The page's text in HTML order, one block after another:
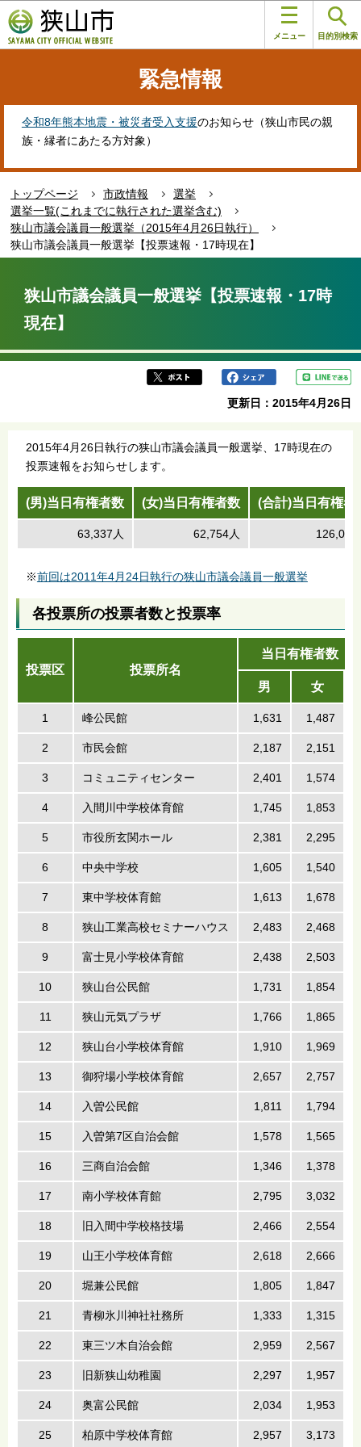
の
ペ
す
メニュー 目的別検索
緊急情報
令和8年熊本地震・被災者受入支援のお知らせ（狭山市民の親
族・縁者にあたる方対象）
トップページ 市政情報
選挙
選挙一覧(これまでに執行された選挙含む)
狭山市議会議員一般選挙（2015年4月26日執行）
狭山市議会議員一般選挙【投票速報・17時現在】
ら
狭山市議会議員一般選挙【投票速報・17時
現在】
更新日：2015年4月26日
2015年4月26日執行の狭山市議会議員一般選挙、17時現在の
投票速報をお知らせします。
(男)当日有権者数 (女)当日有権者数 (合計)当日有権者
63,337人 62,754人 126,091
※前回は2011年4月24日執行の狭山市議会議員一般選挙
各投票所の投票者数と投票率
投票区 投票所名
当日有権者数 （
男 女
1 峰公民館 1,631 1,487
2 市民会館 2,187 2,151
3 コミュニティセンター 2,401 1,574
4 入間川中学校体育館 1,745 1,853
5 市役所玄関ホール 2,381 2,295
6 中央中学校 1,605 1,540
7 東中学校体育館 1,613 1,678
8 狭山工業高校セミナーハウス 2,483 2,468
9 富士見小学校体育館 2,438 2,503
10 狭山台公民館 1,731 1,854
11 狭山元気プラザ 1,766 1,865
12 狭山台小学校体育館 1,910 1,969
13 御狩場小学校体育館 2,657 2,757
14 入曽公民館 1,811 1,794
15 入曽第7区自治会館 1,578 1,565
16 三商自治会館 1,346 1,378
17 南小学校体育館 2,795 3,032
18 旧入間中学校格技場 2,466 2,554
19 山王小学校体育館 2,618 2,666
20 堀兼公民館 1,805 1,847
21 青柳氷川神社社務所 1,333 1,315
22 東三ツ木自治会館 2,959 2,567
23 旧新狭山幼稚園 2,297 1,957
24 奥富公民館 2,034 1,953
25 柏原中学校体育館 2,957 3,173